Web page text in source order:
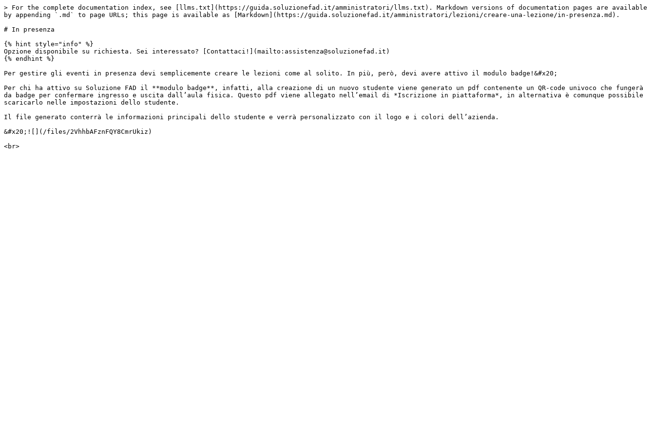
> For the complete documentation index, see [llms.txt](https://guida.soluzionefad.it/amministratori/llms.txt). Markdown versions of documentation pages are available
by appending `.md` to page URLs; this page is available as [Markdown](https://guida.soluzionefad.it/amministratori/lezioni/creare-una-lezione/in-presenza.md).
# In presenza
{% hint style="info" %}
Opzione disponibile su richiesta. Sei interessato? [Contattaci!](mailto:assistenza@soluzionefad.it)
{% endhint %}
Per gestire gli eventi in presenza devi semplicemente creare le lezioni come al solito. In più, però, devi avere attivo il modulo badge!&#x20;
Per chi ha attivo su Soluzione FAD il **modulo badge**, infatti, alla creazione di un nuovo studente viene generato un pdf contenente un QR-code univoco che fungerà
da badge per confermare ingresso e uscita dall’aula fisica. Questo pdf viene allegato nell’email di *Iscrizione in piattaforma*, in alternativa è comunque possibile
scaricarlo nelle impostazioni dello studente.
Il file generato conterrà le informazioni principali dello studente e verrà personalizzato con il logo e i colori dell’azienda.
&#x20;![](/files/2VhhbAFznFQY8CmrUkiz)